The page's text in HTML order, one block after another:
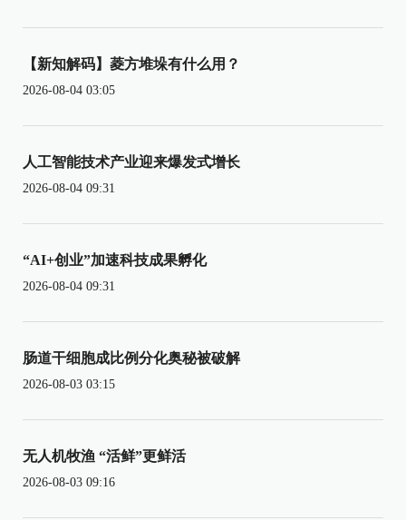
【新知解码】菱方堆垛有什么用？
2026-08-04 03:05
人工智能技术产业迎来爆发式增长
2026-08-04 09:31
“AI+创业”加速科技成果孵化
2026-08-04 09:31
肠道干细胞成比例分化奥秘被破解
2026-08-03 03:15
无人机牧渔 “活鲜”更鲜活
2026-08-03 09:16